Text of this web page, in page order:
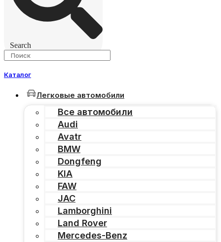
Search
Каталог
Легковые автомобили
Все автомобили
Audi
Avatr
BMW
Dongfeng
KIA
FAW
JAC
Lamborghini
Land Rover
Mercedes-Benz